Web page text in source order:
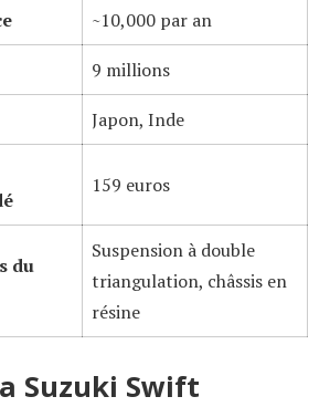
~10,000 par an
9 millions
Japon, Inde
159 euros
du
Suspension à double
triangulation, châssis en
résine
Suzuki Swift